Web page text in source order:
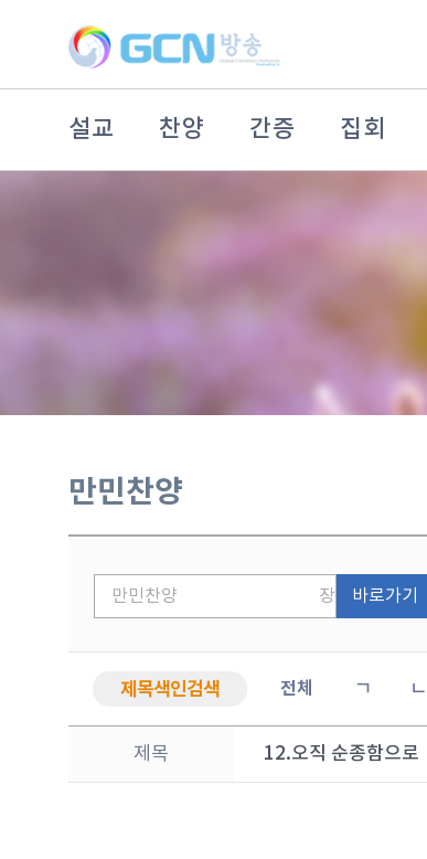
설교 찬양 간증 집회
만민찬양
바로가기
제목색인검색 전체 ㄱ ㄴ
제목 12.오직 순종함으로